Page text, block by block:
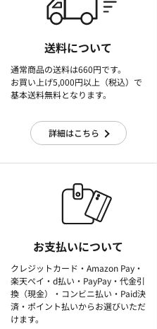
送料について
通常商品の送料は660円です。
お買い上げ5,000円以上（税込）で
基本送料無料となります。
詳細はこちら
お支払いについて
クレジットカード・Amazon Pay・
楽天ぺイ・d払い・PayPay・代金引
換（現金）・コンビニ払い・Paid決
済・ポイント払いからお選びいただ
けます。